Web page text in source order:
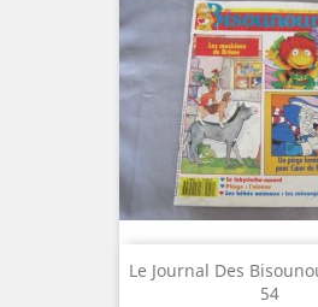
Le Journal Des
54